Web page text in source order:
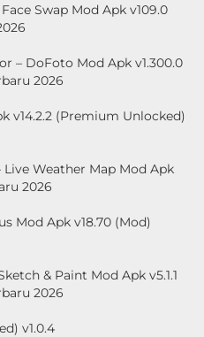
Swap Mod Apk v109.0
– DoFoto Mod Apk v1.300.0
2026
v14.2.2 (Premium Unlocked)
Weather Map Mod Apk
2026
Mod Apk v18.70 (Mod)
& Paint Mod Apk v5.1.1
2026
v1.0.4